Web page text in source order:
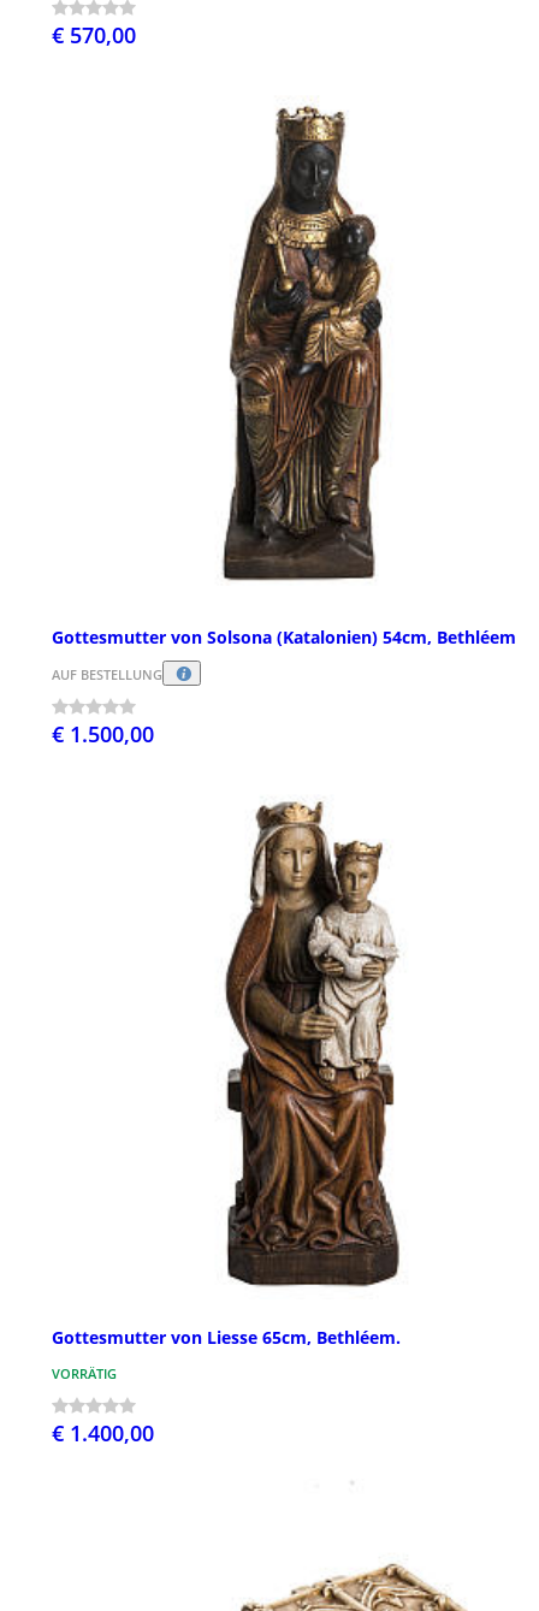
€ 570,00
Gottesmutter von Solsona (Katalonien) 54cm, Bethléem
AUF BESTELLUNG
€ 1.500,00
Gottesmutter von Liesse 65cm, Bethléem.
VORRÄTIG
€ 1.400,00